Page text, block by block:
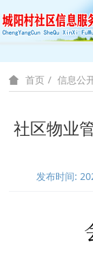
首页 信息公
社区物业
发布时间: